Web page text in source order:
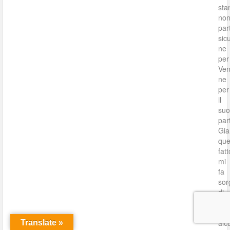
ne
per
ne
per
il
suo
Gia
mi
fa
di
Translate »